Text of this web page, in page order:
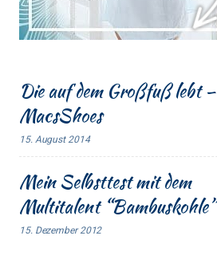
Die auf dem Großfuß lebt –
MacsShoes
15. August 2014
Mein Selbsttest mit dem
Multitalent “Bambuskohle”
15. Dezember 2012